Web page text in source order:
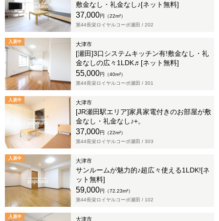
敷金なし・礼金なし♪[ネット無料]
37,000円（22m²）
第44長栄ロイヤルコーポ瀬田 / 202
入居中 大津市
[瀬田]3口システムキッチン有!敷金なし・礼
金なしの広々1LDK♬[ネット無料]
55,000円（40m²）
第44長栄ロイヤルコーポ瀬田 / 301
入居中 大津市
[JR瀬田駅エリア]家具家電付きのお部屋が敷
金なし・礼金なし♪+。
37,000円（22m²）
第44長栄ロイヤルコーポ瀬田 / 303
入居中 大津市
サンルームが魅力的♪超広々使える1LDK![ネ
ット無料]
59,000円（72.23m²）
第44長栄ロイヤルコーポ瀬田 / 102
入居中 大津市